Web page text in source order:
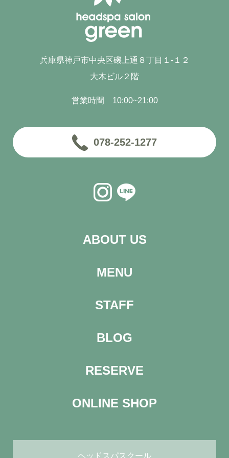
兵庫県神戸市中央区磯上通８丁目１-１２
大木ビル２階
営業時間 10:00~21:00
078-252-1277
ABOUT US
MENU
STAFF
BLOG
RESERVE
ONLINE SHOP
ヘッドスパスクール